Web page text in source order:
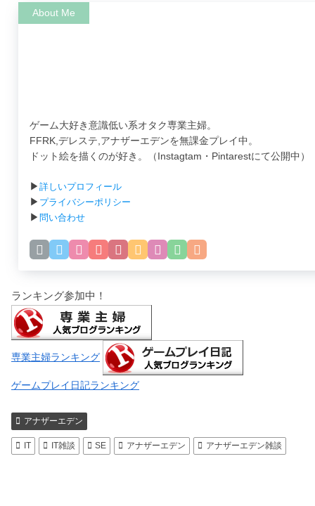
ゲーム大好き意識低い系オタク専業主婦。
FFRK,デレステ,アナザーエデンを無課金プレイ中。
ドット絵を描くのが好き。（Instagtam・Pintarestにて公開中）
▶ 詳しいプロフィール
▶ プライバシーポリシー
▶ 問い合わせ
ランキング参加中！
専業主婦ランキング
ゲームプレイ日記ランキング
アナザーエデン
IT IT雑談 SE アナザーエデン アナザーエデン雑談